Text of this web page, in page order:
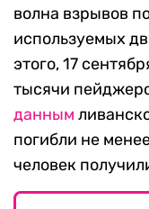
волна взрывов
используемых
этого, 17
тысячи
данным
погибли не
человек